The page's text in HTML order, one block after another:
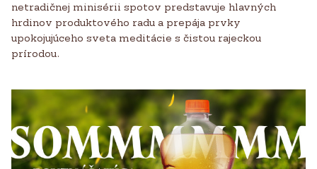
CZ SK
netradičnej minisérii spotov predstavuje hlavných
hrdinov produktového radu a prepája prvky
upokojujúceho sveta meditácie s čistou rajeckou
prírodou.